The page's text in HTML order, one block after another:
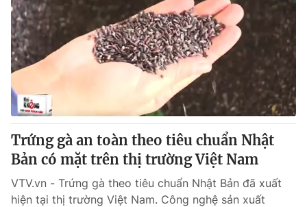
Trứng gà an toàn theo tiêu chuẩn Nhật
Bản có mặt trên thị trường Việt Nam
VTV.vn - Trứng gà theo tiêu chuẩn Nhật Bản đã xuất
hiện tại thị trường Việt Nam. Công nghệ sản xuất